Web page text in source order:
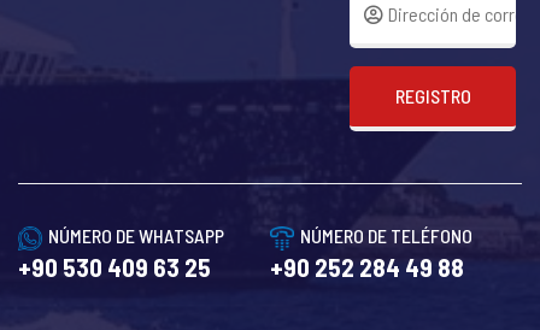
REGISTRO
NÚMERO DE WHATSAPP
+90 530 409 63 25
NÚMERO DE TELÉFONO
+90 252 284 49 88